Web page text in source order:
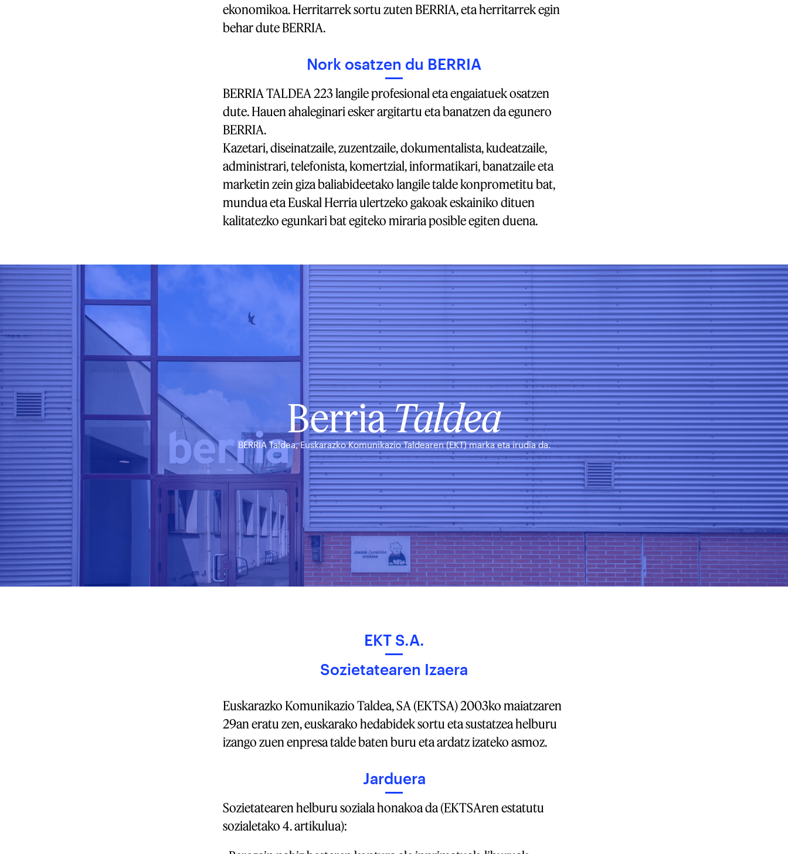
ekonomikoa. Herritarrek sortu zuten BERRIA, eta herritarrek egin
behar dute BERRIA.
Nork osatzen du BERRIA
BERRIA TALDEA 223 langile profesional eta engaiatuek osatzen
dute. Hauen ahaleginari esker argitartu eta banatzen da egunero
BERRIA.
Kazetari, diseinatzaile, zuzentzaile, dokumentalista, kudeatzaile,
administrari, telefonista, komertzial, informatikari, banatzaile eta
marketin zein giza baliabideetako langile talde konprometitu bat,
mundua eta Euskal Herria ulertzeko gakoak eskainiko dituen
kalitatezko egunkari bat egiteko miraria posible egiten duena.
BerriaTaldea
BERRIA Taldea, Euskarazko Komunikazio Taldearen (EKT) marka eta irudia da.
EKT S.A.
Sozietatearen Izaera
Euskarazko Komunikazio Taldea, SA (EKTSA) 2003ko maiatzaren
29an eratu zen, euskarako hedabidek sortu eta sustatzea helburu
izango zuen enpresa talde baten buru eta ardatz izateko asmoz.
Jarduera
Sozietatearen helburu soziala honakoa da (EKTSAren estatutu
sozialetako 4. artikulua):